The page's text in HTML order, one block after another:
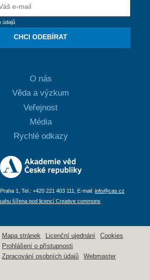
údajů
CHCI ODEBÍRAT
O nás
Věda a výzkum
Veřejnost
Média
Rychlé odkazy
1, Tel.: +420 221 403 111, E-mail: info@cas.cz
šířena pod licencí Creative commons
Mapa stránek Licenční ujednání
Cookies
Prohlášení o přístupnosti
Zpracování osobních údajů
Webmaster